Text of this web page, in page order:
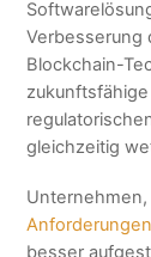
Verbesserung
Blockchain-
gleichzeitig
Anforderungen
besser